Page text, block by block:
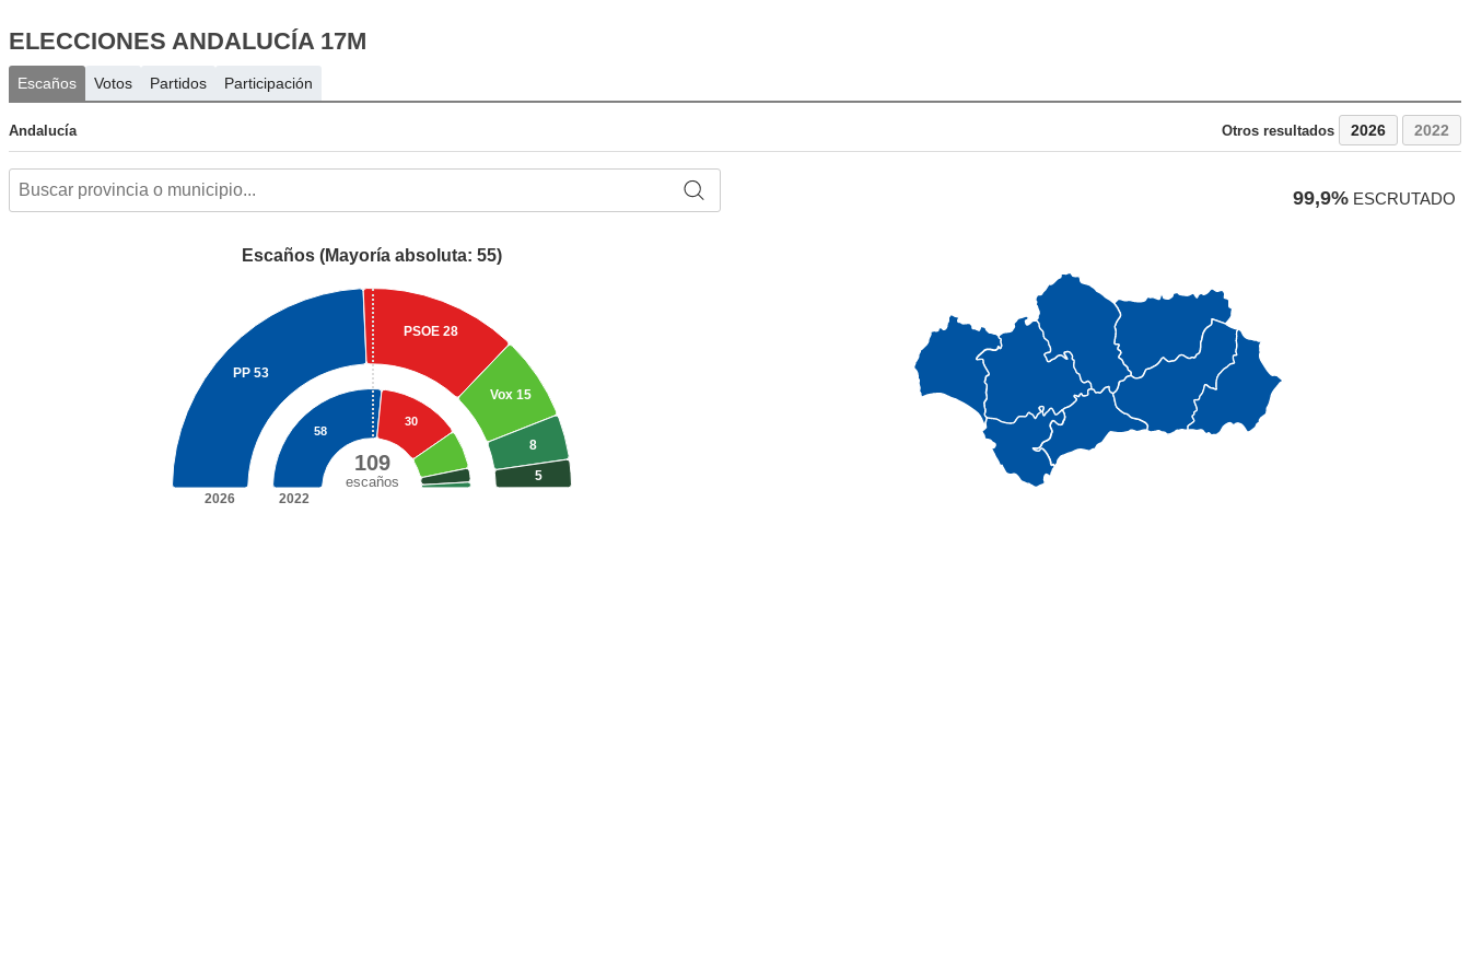
ELECCIONES ANDALUCÍA 17M
Escaños Votos Partidos Participación
Andalucía Otros resultados 2026 2022
99,9% ESCRUTADO
Escaños (Mayoría absoluta: 55)
109
escaños
PP 53
PSOE 28
Vox 15
8
5
58
30
2026 2022